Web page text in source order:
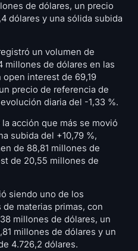
de dólares, un precio
dólares y una sólida subida
un volumen de
millones de dólares en las
interest de 69,19
precio de referencia de
diaria del -1,33 %.
acción que más se movió
subida del +10,79 %,
de 88,81 millones de
de 20,55 millones de
siendo uno de los
materias primas, con
millones de dólares, un
millones de dólares y un
4.726,2 dólares.